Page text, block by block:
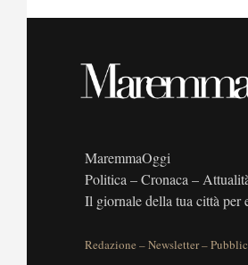
MaremmaOggi
Politica – Cronaca –
Il giornale della tua città per
Redazione –Newsletter–